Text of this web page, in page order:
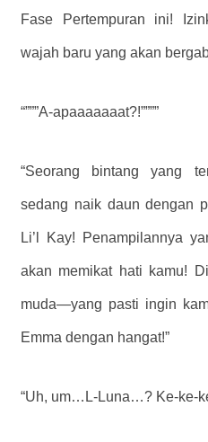
Fase Pertempuran ini!
wajah baru yang akan
“”””A-apaaaaaaat?!””””
“Seorang bintang yang
sedang naik daun dengan
Li’l Kay! Penampilannya
akan memikat hati kamu!
muda—yang pasti ingin
Emma dengan hangat!”
“Uh, um…L-Luna…? Ke-ke-